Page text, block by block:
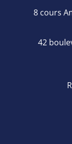
8 cours
42